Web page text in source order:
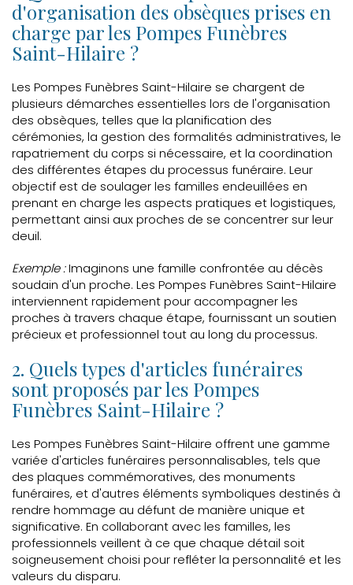
d'organisation des obsèques prises en
charge par les Pompes Funèbres
Saint-Hilaire ?
Les Pompes Funèbres Saint-Hilaire se chargent de
plusieurs démarches essentielles lors de l'organisation
des obsèques, telles que la planification des
cérémonies, la gestion des formalités administratives, le
rapatriement du corps si nécessaire, et la coordination
des différentes étapes du processus funéraire. Leur
objectif est de soulager les familles endeuillées en
prenant en charge les aspects pratiques et logistiques,
permettant ainsi aux proches de se concentrer sur leur
deuil.
Exemple :Imaginons une famille confrontée au décès
soudain d'un proche. Les Pompes Funèbres Saint-Hilaire
interviennent rapidement pour accompagner les
proches à travers chaque étape, fournissant un soutien
précieux et professionnel tout au long du processus.
2. Quels types d'articles funéraires
sont proposés par les Pompes
Funèbres Saint-Hilaire ?
Les Pompes Funèbres Saint-Hilaire offrent une gamme
variée d'articles funéraires personnalisables, tels que
des plaques commémoratives, des monuments
funéraires, et d'autres éléments symboliques destinés à
rendre hommage au défunt de manière unique et
significative. En collaborant avec les familles, les
professionnels veillent à ce que chaque détail soit
soigneusement choisi pour refléter la personnalité et les
valeurs du disparu.